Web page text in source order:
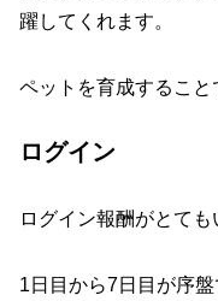
躍してくれます。
ペットを育成すること
ログイン
ログイン報酬がとても
1日目から7日目が序